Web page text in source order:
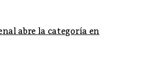
abre la categoría en